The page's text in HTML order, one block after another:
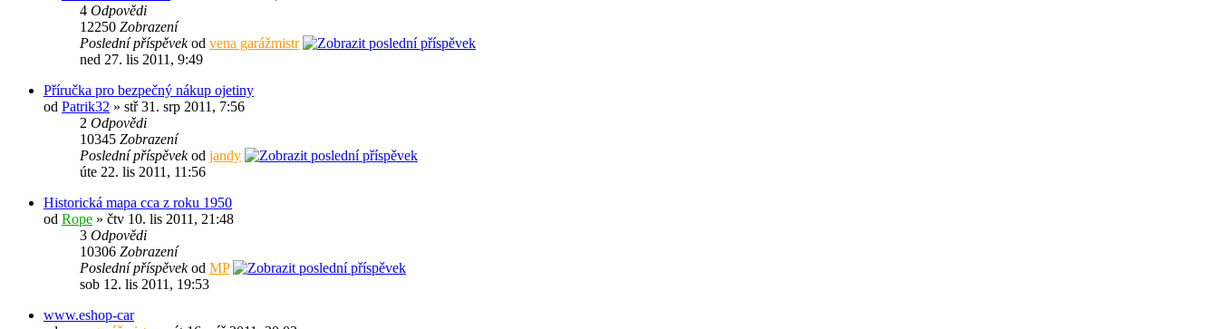
4 Odpovědi
12250 Zobrazení
Poslední příspěvekod vena garážmistr
ned 27. lis 2011, 9:49
Příručka pro bezpečný nákup ojetiny
od Patrik32 » stř 31. srp 2011, 7:56
2 Odpovědi
10345 Zobrazení
Poslední příspěvekod jandy
úte 22. lis 2011, 11:56
Historická mapa cca z roku 1950
od Rope » čtv 10. lis 2011, 21:48
3 Odpovědi
10306 Zobrazení
Poslední příspěvekod MP
sob 12. lis 2011, 19:53
www.eshop-car